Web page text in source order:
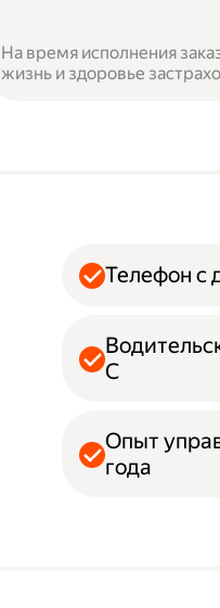
На время исполнения
жизнь и здоровье
Телефон с
С
Опыт
года